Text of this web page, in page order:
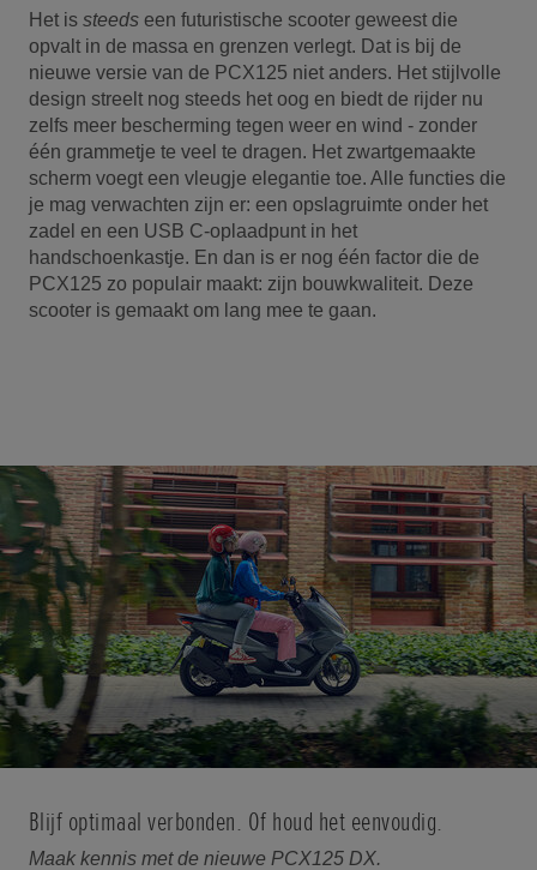
Het is steeds een futuristische scooter geweest die
opvalt in de massa en grenzen verlegt. Dat is bij de
nieuwe versie van de PCX125 niet anders. Het stijlvolle
design streelt nog steeds het oog en biedt de rijder nu
zelfs meer bescherming tegen weer en wind - zonder
één grammetje te veel te dragen. Het zwartgemaakte
scherm voegt een vleugje elegantie toe. Alle functies die
je mag verwachten zijn er: een opslagruimte onder het
zadel en een USB C-oplaadpunt in het
handschoenkastje. En dan is er nog één factor die de
PCX125 zo populair maakt: zijn bouwkwaliteit. Deze
scooter is gemaakt om lang mee te gaan.
Blijf optimaal verbonden. Of houd het eenvoudig.
Maak kennis met de nieuwe PCX125 DX.